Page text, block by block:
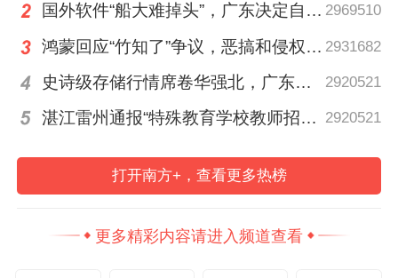
国外软件“船大难掉头”，广东决定自己造“工业大脑” 2969510
鸿蒙回应“竹知了”争议，恶搞和侵权的边界在哪里？ 2931682
史诗级存储行情席卷华强北，广东如何穿越周期？ 2920521
湛江雷州通报“特殊教育学校教师招聘存在违规行为” 2920521
打开南方+，查看更多热榜
更多精彩内容请进入频道查看